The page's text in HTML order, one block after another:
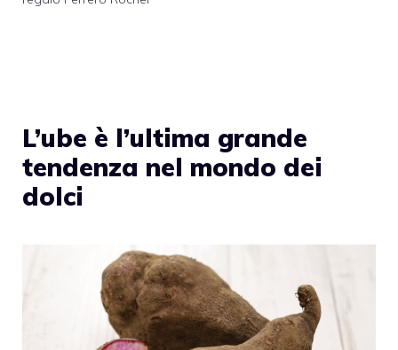
L’ube è l’ultima grande
tendenza nel mondo dei
dolci